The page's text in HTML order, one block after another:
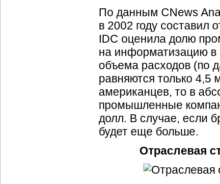
По данным CNews
в 2002 году составил
IDC оценила долю
на информатизацию в
объема расходов (по
равняются только 4,5
американцев, то в
промышленные
долл. В случае, если
будет еще больше.
Отраслевая